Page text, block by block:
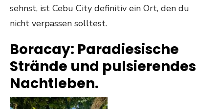
sehnst, ist Cebu City definitiv ein Ort, den du
nicht verpassen solltest.
Boracay: Paradiesische
Strände und pulsierendes
Nachtleben.